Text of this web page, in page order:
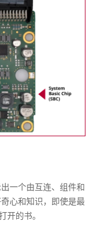
一个由互连、组件和
心和知识，即使是最
开的书。